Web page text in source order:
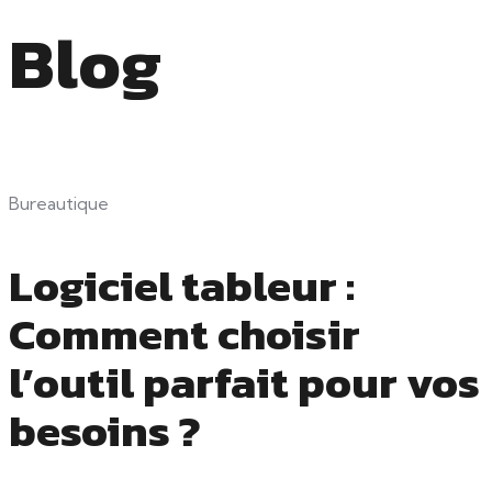
Blog
Bureautique
Logiciel tableur :
Comment choisir
l’outil parfait pour vos
besoins ?